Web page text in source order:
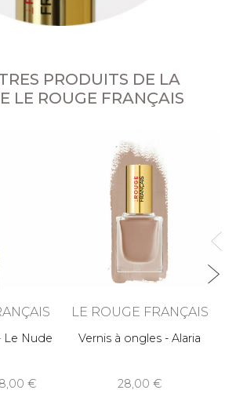
PRODUITS DE LA
LE ROUGE FRANÇAIS
Le Nude
LE ROUGE FRANÇAIS
Vernis à ongles - Alaria
28,00